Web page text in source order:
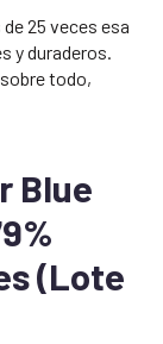
25 veces esa
y duraderos.
todo,
Blue
(Lote